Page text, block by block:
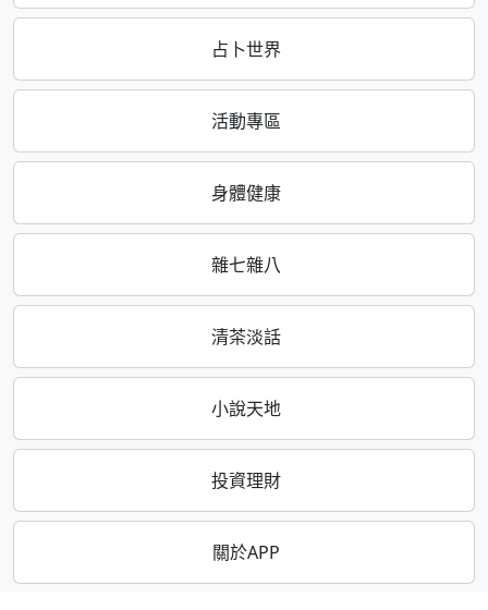
占卜世界
活動專區
身體健康
雜七雜八
清茶淡話
小說天地
投資理財
關於APP